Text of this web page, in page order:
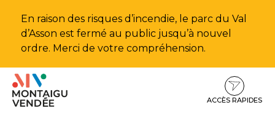
En raison des risques d’incendie, le parc du Val
d’Asson est fermé au public jusqu’à nouvel
ordre. Merci de votre compréhension.
Aller
Aller
contenu
Aller
pied
ACCÈS RAPIDES